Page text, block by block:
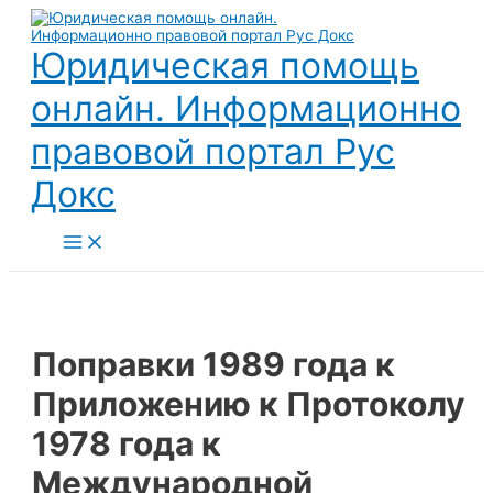
Перейти
содержимому
Юридическая помощь
онлайн. Информационно
правовой портал Рус
Докс
Main
Menu
Поправки 1989 года к
Приложению к Протоколу
1978 года к
Международной